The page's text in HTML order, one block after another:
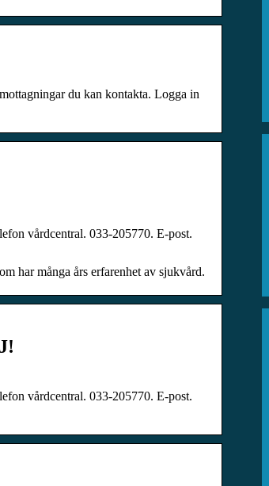
du kan kontakta. Logga in
vårdcentral. 033-205770. E-post.
har många års erfarenhet av sjukvård.
vårdcentral. 033-205770. E-post.